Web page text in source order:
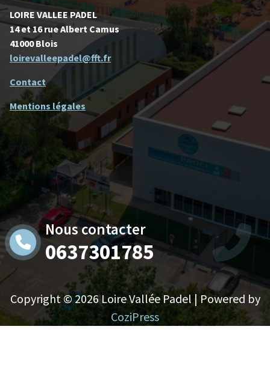
LOIRE VALLEE PADEL
14 et 16 rue Albert Camus
41000 Blois
loirevalleepadel@fft.fr
Contact
Mentions légales
Nous contacter
0637301785
Copyright © 2026 Loire Vallée Padel | Powered by
CoziPress